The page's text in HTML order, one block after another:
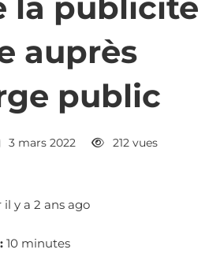
auprès
public
3 mars 2022
212 vues
y a 2 ans ago
10 minutes